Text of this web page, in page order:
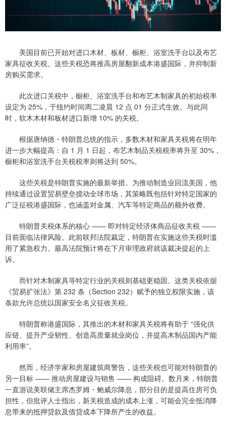
美国目前已开始对进口木材、板材、橱柜、浴室洗手台以及布艺
家具征收关税。这些关税恐将推高房屋翻新成本港盛国际，并抑制新
房购买需求。
此次进口关税中，橱柜、浴室洗手台和布艺木制家具的初始税率
设定为 25%，于纽约时间周二凌晨 12 点 01 分正式生效。与此同
时，软木木材和板材进口新增 10% 的关税。
根据唐纳德・特朗普总统的指示，多数木材和家具关税将在明年
进一步大幅提高：自 1 月 1 日起，布艺木制品关税税率将升至 30%，
橱柜和浴室洗手台关税税率则将达到 50%。
这些关税是特朗普实施的最新举措。为推动制造业回流美国，他
持续通过设置贸易壁垒搅动全球市场，其策略既包括针对特定国家的
广泛征税港盛国际，也涵盖对金属、汽车等特定商品的额外收费。
特朗普关税体系的核心 —— 即对特定经济体商品征收关税 ——
目前面临法律风险。此前联邦法院裁定，特朗普在实施这些关税时滥
用了紧急权力。最高法院预计将在下月审理政府就该裁决提起的上
诉。
而针对木制家具等特定行业的关税则基础更稳固。这类关税依据
《贸易扩张法》第 232 条（Section 232）赋予的独立权限实施，该
条款允许总统以国家安全名义征收关税。
特朗普称港盛国际，其推出的木材和家具关税将有助于 “强化供
应链、提升产业韧性、创造高质量就业岗位，并提高木制品国内产能
利用率”。
然而，经济学家和房屋建筑商警告，这些关税也可能对特朗普的
另一目标 —— 推动房屋建设与销售 —— 构成阻碍。数月来，特朗普
一直游说美联储主席杰罗姆・鲍威尔降息，部分目的是提高住房可负
担性，但批评人士指出，新关税造成的成本上涨，可能会完全抵消降
息带来的抵押贷款及借贷成本下降所产生的收益。